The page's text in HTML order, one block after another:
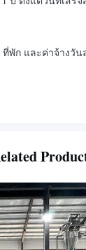
พัก และค่าจ้างวัน